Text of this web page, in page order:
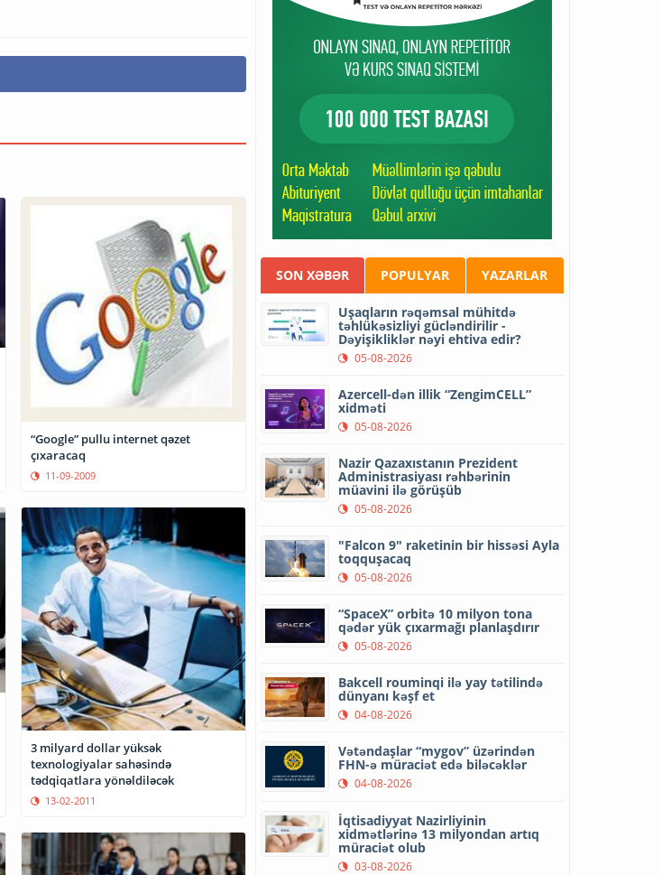
“Google” pullu internet qəzet
çıxaracaq
11-09-2009
3 milyard dollar yüksək
texnologiyalar sahəsində
tədqiqatlara yönəldiləcək
13-02-2011
SON XƏBƏR POPULYAR YAZARLAR
Uşaqların rəqəmsal mühitdə
təhlükəsizliyi gücləndirilir -
Dəyişikliklər nəyi ehtiva edir?
05-08-2026
Azercell-dən illik “ZengimCELL”
xidməti
05-08-2026
Nazir Qazaxıstanın Prezident
Administrasiyası rəhbərinin
müavini ilə görüşüb
05-08-2026
"Falcon 9" raketinin bir hissəsi Ayla
toqquşacaq
05-08-2026
“SpaceX” orbitə 10 milyon tona
qədər yük çıxarmağı planlaşdırır
05-08-2026
Bakcell rouminqi ilə yay tətilində
dünyanı kəşf et
04-08-2026
Vətəndaşlar “mygov” üzərindən
FHN-ə müraciət edə biləcəklər
04-08-2026
İqtisadiyyat Nazirliyinin
xidmətlərinə 13 milyondan artıq
müraciət olub
03-08-2026